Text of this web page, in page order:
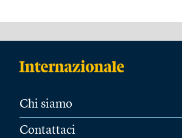
Chi siamo
Contattaci